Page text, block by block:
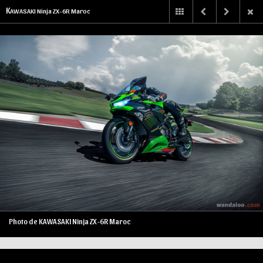
KAWASAKI Ninja ZX-6R Maroc
Photo de KAWASAKI Ninja ZX-6R Maroc